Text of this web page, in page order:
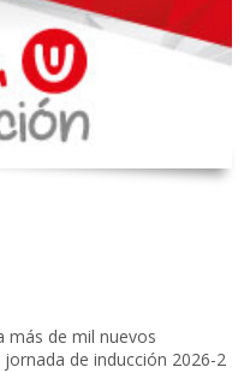
más de mil nuevos
de inducción 2026-2